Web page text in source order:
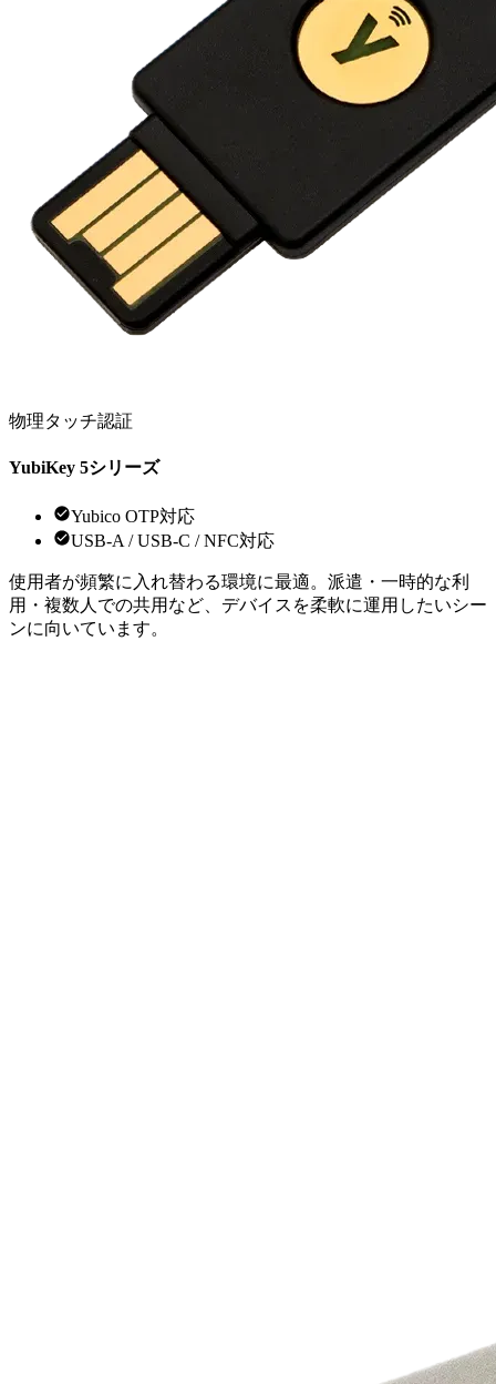
物理タッチ認証
YubiKey 5シリーズ
Yubico OTP対応
USB-A / USB-C / NFC対応
使用者が頻繁に入れ替わる環境に最適。派遣・一時的な利
用・複数人での共用など、デバイスを柔軟に運用したいシー
ンに向いています。